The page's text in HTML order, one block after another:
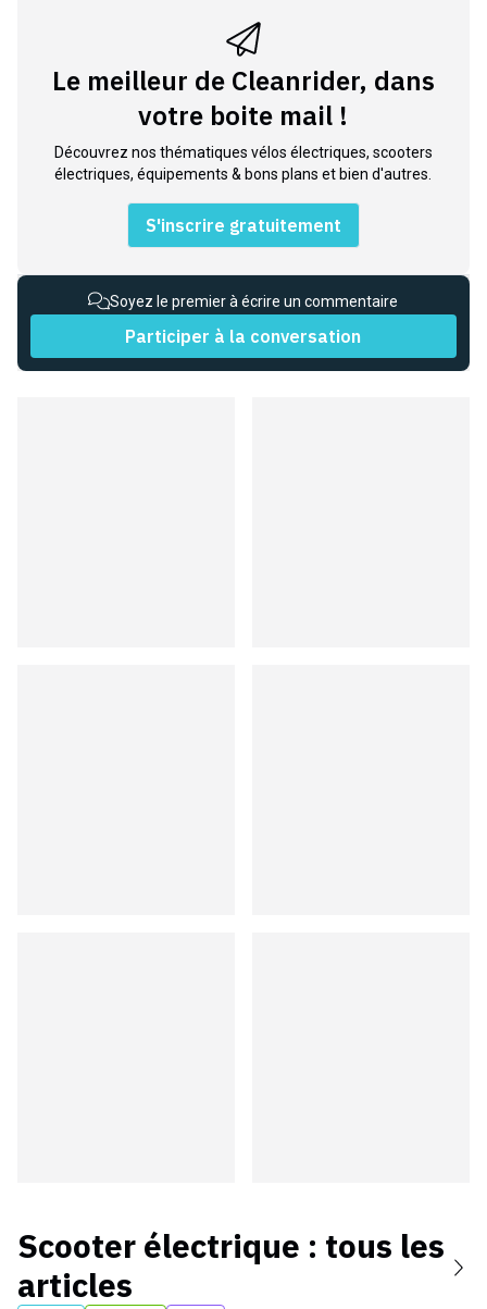
Le meilleur de Cleanrider, dans
votre boite mail !
Découvrez nos thématiques vélos électriques, scooters
électriques, équipements & bons plans et bien d'autres.
S'inscrire gratuitement
Soyez le premier à écrire un commentaire
Participer à la conversation
Scooter électrique : tous les
articles